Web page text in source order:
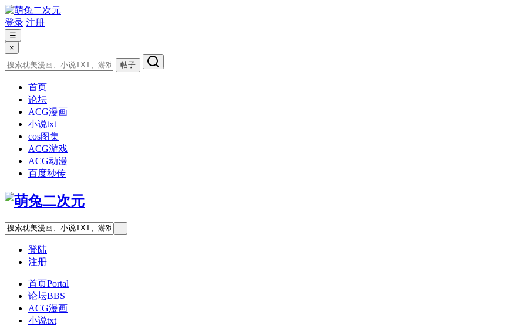
登录 注册
☰
×
帖子
首页
论坛
ACG漫画
小说txt
cos图集
ACG游戏
ACG动漫
百度秒传
登陆
注册
首页Portal
论坛BBS
ACG漫画
小说txt